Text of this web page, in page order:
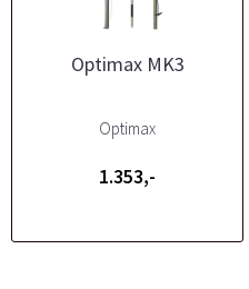
Optimax MK3
Optimax
1.353,-